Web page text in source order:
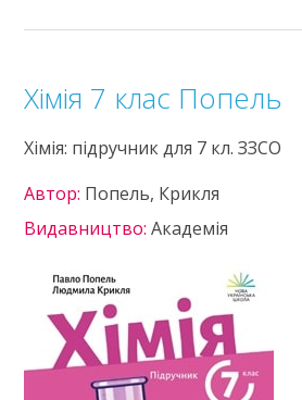
Хімія 7 клас Попель
Хімія: підручник для 7 кл. ЗЗСО
Автор: Попель, Крикля
Видавництво:Академія